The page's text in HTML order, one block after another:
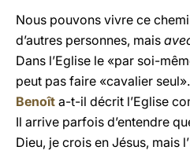
Nous pouvons vivre ce
d’autres personnes, mais
Dans l’Eglise le «par soi-
peut pas faire «cavalier
Benoît a-t-il décrit l’Eglise
Il arrive parfois d’entendre
Dieu, je crois en Jésus, mais